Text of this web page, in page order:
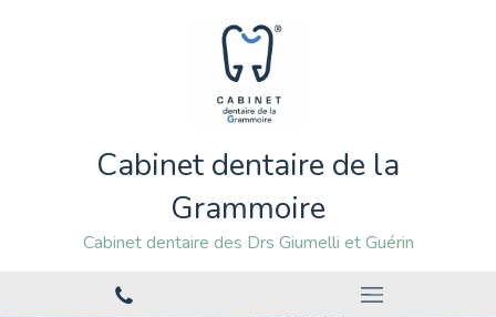
Cabinet dentaire de la
Grammoire
Cabinet dentaire des Drs Giumelli et Guérin